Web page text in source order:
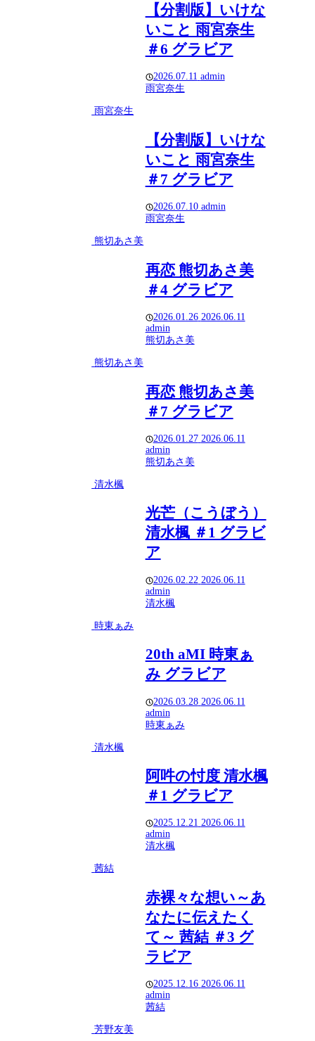
【分割版】いけな
いこと 雨宮奈生
＃6 グラビア
2026.07.11 admin
雨宮奈生
雨宮奈生
【分割版】いけな
いこと 雨宮奈生
＃7 グラビア
2026.07.10 admin
雨宮奈生
熊切あさ美
再恋 熊切あさ美
＃4 グラビア
2026.01.26 2026.06.11
admin
熊切あさ美
熊切あさ美
再恋 熊切あさ美
＃7 グラビア
2026.01.27 2026.06.11
admin
熊切あさ美
清水楓
光芒（こうぼう）
清水楓 ＃1 グラビ
ア
2026.02.22 2026.06.11
admin
清水楓
時東ぁみ
20th aMI 時東ぁ
み グラビア
2026.03.28 2026.06.11
admin
時東ぁみ
清水楓
阿吽の忖度 清水楓
＃1 グラビア
2025.12.21 2026.06.11
admin
清水楓
茜結
赤裸々な想い～あ
なたに伝えたく
て～ 茜結 ＃3 グ
ラビア
2025.12.16 2026.06.11
admin
茜結
芳野友美